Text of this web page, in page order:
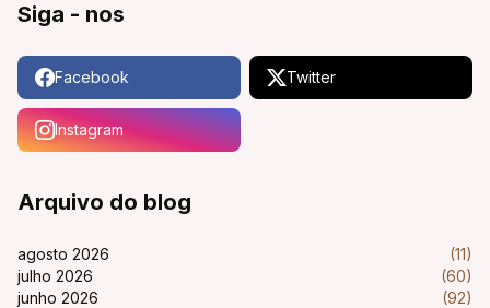
Siga - nos
Facebook Twitter
Instagram
Arquivo do blog
agosto 2026
(11)
julho 2026
(60)
junho 2026
(92)